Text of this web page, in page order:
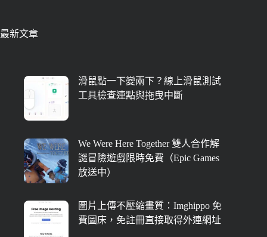
最新文章
滑鼠點一下變兩下？線上滑鼠測試
工具檢查連點與拖曳中斷
We Were Here Together 雙人合作解
謎冒險遊戲限時免費（Epic Games
放送中）
圖片上傳不壓縮畫質：Imghippo 免
費圖床，免註冊直接取得外連網址